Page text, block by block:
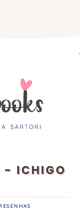
- ICHIGO